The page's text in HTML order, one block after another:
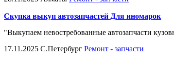
Скупка выкуп автозапчастей Для иномарок
"Выкупаем невостребованные автозапчасти
17.11.2025 С.Петербург Ремонт - запчасти